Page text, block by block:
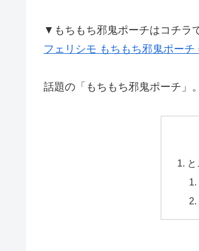
▼もちもち邪鬼ポーチはコチラ
フェリシモ もちもち邪鬼ポーチ
話題の「もちもち邪鬼ポーチ」